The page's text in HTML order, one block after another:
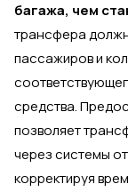
багажа, чем
трансфера
пассажиров и
средства.
позволяет
через системы
корректируя